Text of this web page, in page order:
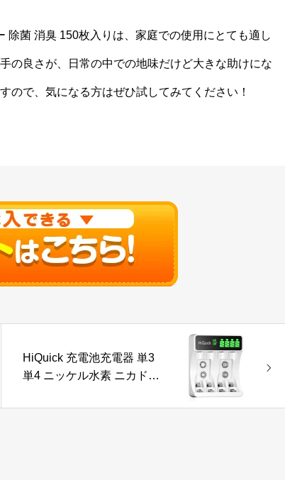
菌 消臭 150枚入りは、家庭での使用にとても適し
の良さが、日常の中での地味だけど大きな助けにな
ので、気になる方はぜひ試してみてください！
HiQuick 充電池充電器 単3
単4 ニッケル水素 ニカド充
LCD付き 電池残量の表示